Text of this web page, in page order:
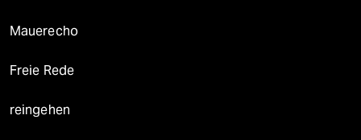
Mauerecho
Freie Rede
reingehen